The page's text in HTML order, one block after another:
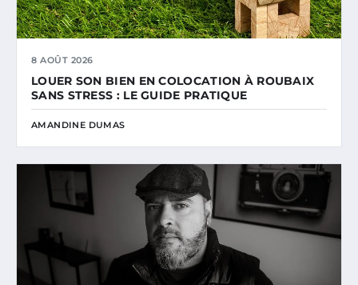
8 AOÛT 2026
LOUER SON BIEN EN COLOCATION À ROUBAIX
SANS STRESS : LE GUIDE PRATIQUE
AMANDINE DUMAS